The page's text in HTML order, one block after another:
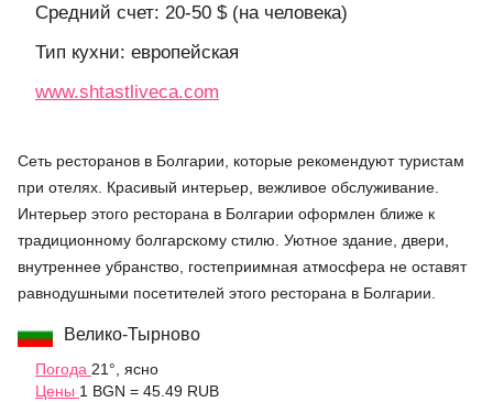
Средний счет: 20-50 $ (на человека)
Тип кухни: европейская
www.shtastliveca.com
Сеть ресторанов в Болгарии, которые рекомендуют туристам
при отелях. Красивый интерьер, вежливое обслуживание.
Интерьер этого ресторана в Болгарии оформлен ближе к
традиционному болгарскому стилю. Уютное здание, двери,
внутреннее убранство, гостеприимная атмосфера не оставят
равнодушными посетителей этого ресторана в Болгарии.
Велико-Тырново
Погода 21°, ясно
Цены 1 BGN = 45.49 RUB